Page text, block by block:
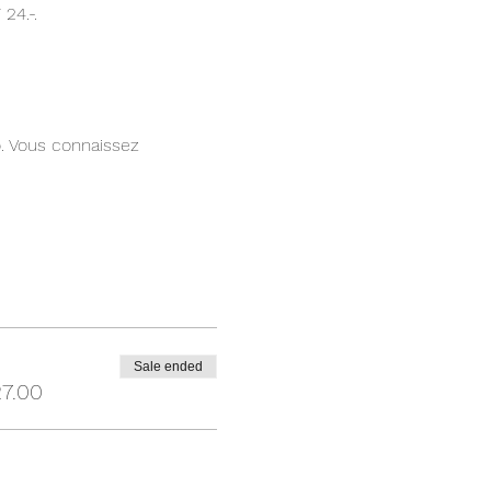
.
connaissez
ne permettra
On compte sur ta
Sale ended